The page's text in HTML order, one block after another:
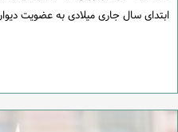
ابتدای سال جاری میلادی به عضویت